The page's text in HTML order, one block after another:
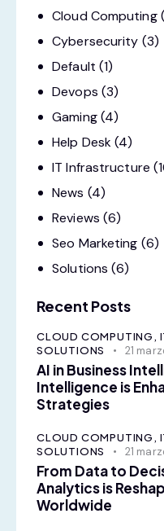
Cloud Computing
Cybersecurity (3)
Default (1)
Devops (3)
Gaming(4)
Help Desk(4)
IT Infrastructure
News (4)
Reviews (6)
Seo Marketing (6)
Solutions (6)
Recent Posts
CLOUD COMPUTING,
SOLUTIONS
21
AI in Business
Intelligence is
Strategies
CLOUD COMPUTING,
SOLUTIONS
21
From Data to
Analytics is
Worldwide